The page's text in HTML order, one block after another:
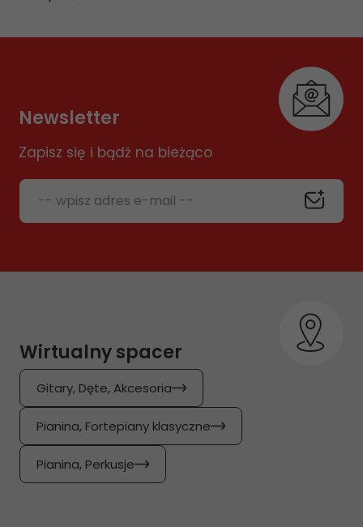
Newsletter
Zapisz się i bądź na bieżąco
-- wpisz adres e-mail --
Wirtualny spacer
Gitary, Dęte, Akcesoria
Pianina, Fortepiany klasyczne
Pianina, Perkusje